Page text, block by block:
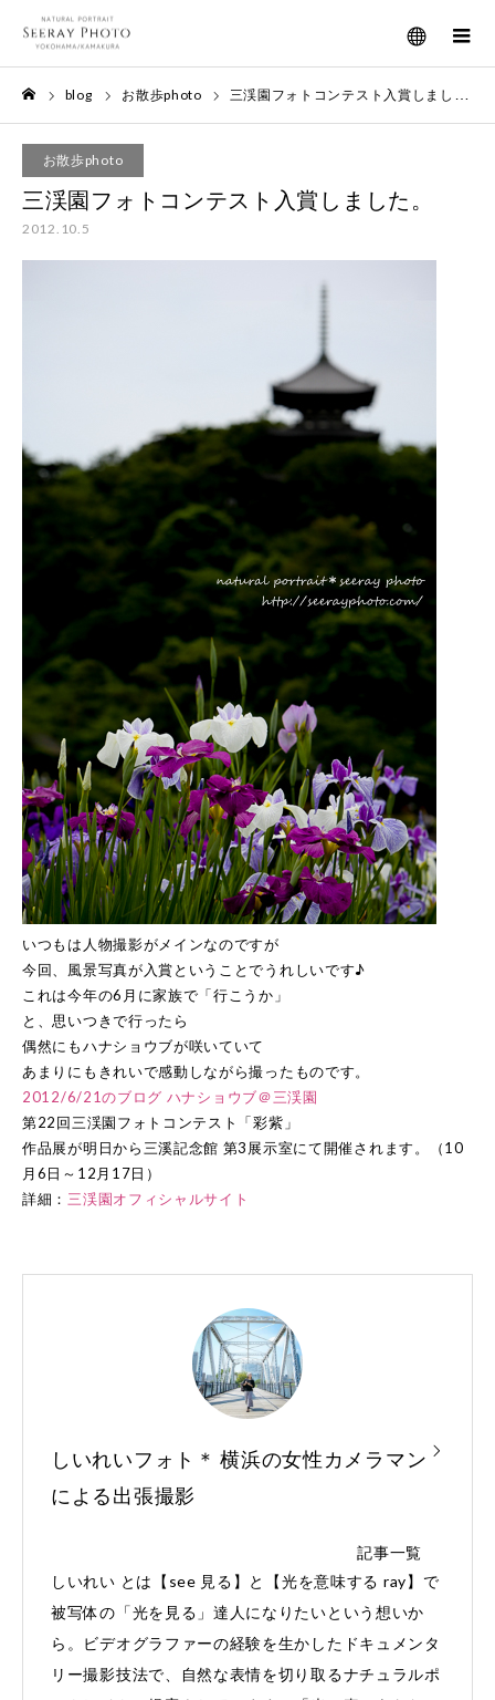
メニュー
blog お散歩photo 三渓園フォトコンテスト入賞しました。
お散歩photo
三渓園フォトコンテスト入賞しました。
2012.10.5
いつもは人物撮影がメインなのですが
今回、風景写真が入賞ということでうれしいです♪
これは今年の6月に家族で「行こうか」
と、思いつきで行ったら
偶然にもハナショウブが咲いていて
あまりにもきれいで感動しながら撮ったものです。
2012/6/21のブログ ハナショウブ＠三渓園
第22回三渓園フォトコンテスト「彩紫」
作品展が明日から三溪記念館 第3展示室にて開催されます。（10
月6日～12月17日）
詳細： 三渓園オフィシャルサイト
しいれいフォト＊ 横浜の女性カメラマン
による出張撮影
記事一覧
しいれい とは【see 見る】と【光を意味する ray】で
被写体の「光を見る」達人になりたいという想いか
ら。ビデオグラファーの経験を生かしたドキュメンタ
リー撮影技法で、自然な表情を切り取るナチュラルポ